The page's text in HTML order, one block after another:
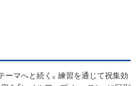
ーマへと続く。練習を通じて祝集効